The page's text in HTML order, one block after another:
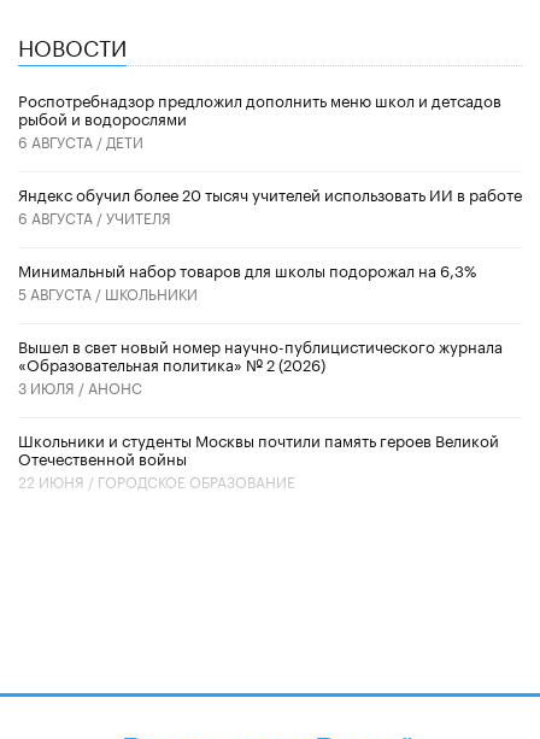
НОВОСТИ
Роспотребнадзор предложил дополнить меню школ и детсадов
рыбой и водорослями
6 АВГУСТА / ДЕТИ
​Яндекс обучил более 20 тысяч учителей использовать ИИ в работе
6 АВГУСТА /УЧИТЕЛЯ
Минимальный набор товаров для школы подорожал на 6,3%
5 АВГУСТА / ШКОЛЬНИКИ
Вышел в свет новый номер научно-публицистического журнала
«Образовательная политика» № 2 (2026)
3 ИЮЛЯ / АНОНС
Школьники и студенты Москвы почтили память героев Великой
Отечественной войны
22 ИЮНЯ / ГОРОДСКОЕ ОБРАЗОВАНИЕ